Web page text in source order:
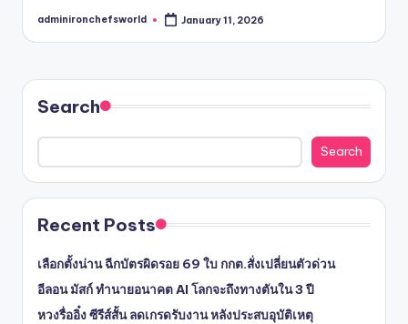
Posted
adminironchefsworld January 11, 2026
Search
Search
Recent Posts
เลือกตั้งน่าน ฉีกบัตรผิดรอย 69 ใบ กกต.สั่งเปลี่ยนตัวด่วน
อีลอน มัสก์ ทำนายอนาคต AI โลกจะถึงทางตันใน 3 ปี
หวงรื่ออิ๋ง ซีรีส์สั้น ลดเกรดรับงาน หลังประสบอุบัติเหตุ